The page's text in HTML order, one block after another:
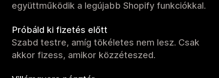
együttműködik a legújabb Shopify funkciókkal.
Próbáld ki fizetés előtt
Szabd testre, amíg tökéletes nem lesz. Csak
akkor fizess, amikor közzéteszed.